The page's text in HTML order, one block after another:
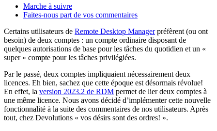
Marche à suivre
Faites-nous part de vos commentaires
Certains utilisateurs de Remote Desktop Managerpréfèrent (ou ont
besoin) de deux comptes : un compte ordinaire disposant de
quelques autorisations de base pour les tâches du quotidien et un «
super » compte pour les tâches privilégiées.
Par le passé, deux comptes impliquaient nécessairement deux
licences. Eh bien, sachez que cette époque est désormais révolue!
En effet, la version 2023.2 de RDM permet de lier deux comptes à
une même licence. Nous avons décidé d’implémenter cette nouvelle
fonctionnalité à la suite des commentaires de nos utilisateurs. Après
tout, chez Devolutions « vos désirs sont des ordres! ».